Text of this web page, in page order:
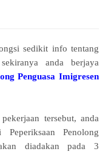
sedikit info tentang
anda berjaya
Penguasa Imigresen
tersebut, anda
Penolong
diadakan pada 3